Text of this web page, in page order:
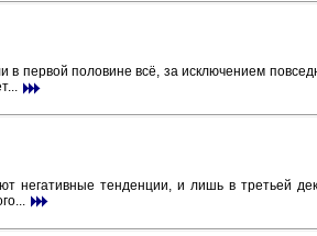
первой половине всё, за исключением
тенденции, и лишь в третьей